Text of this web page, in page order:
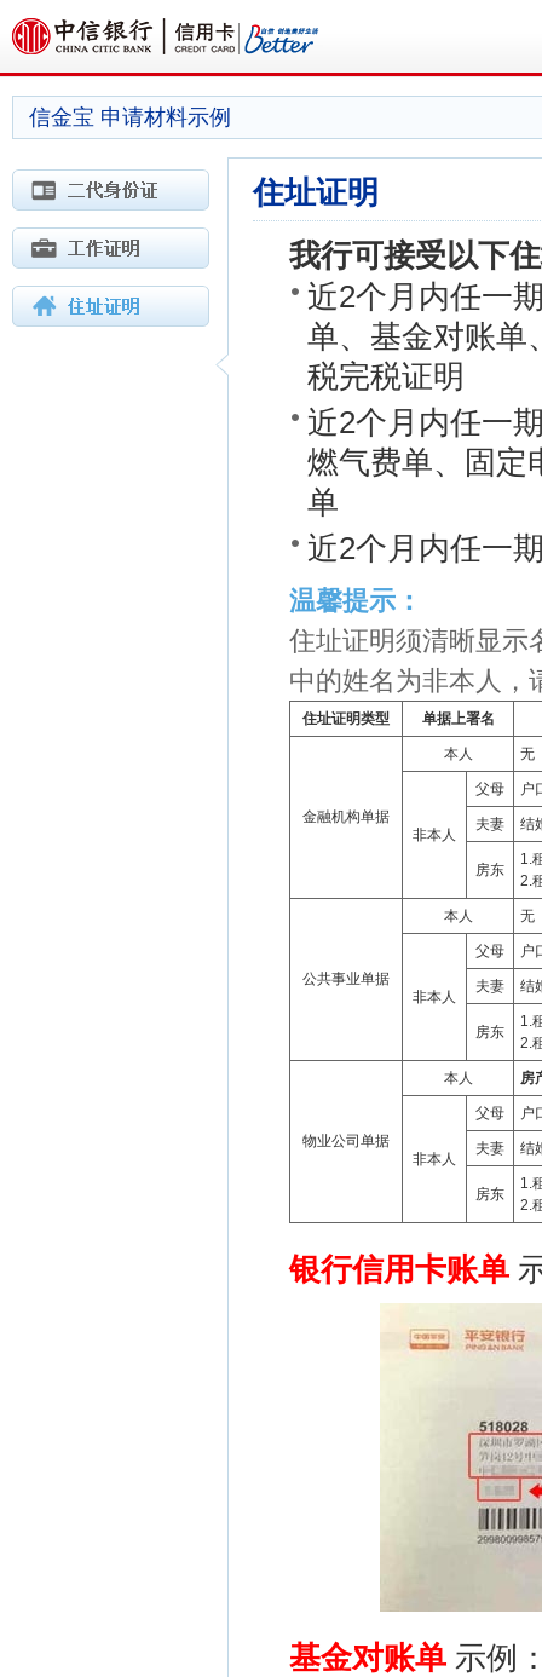
信金宝 申请材料示例
住址证明
我行可接受以下
近2个月内任一
单、基金对账单
税完税证明
近2个月内任一
燃气费单、固定
单
近2个月内任一
温馨提示：
住址证明须清晰显示
中的姓名为非本人，
住址证明类型 单据上署名
金融机构单据
本人 无
非本人
父母 户
夫妻 结
房东
1.
2.
公共事业单据
本人 无
非本人
父母 户
夫妻 结
房东
1.
2.
物业公司单据
本人 房
非本人
父母 户
夫妻 结
房东
1.
2.
银行信用卡账单
基金对账单 示例